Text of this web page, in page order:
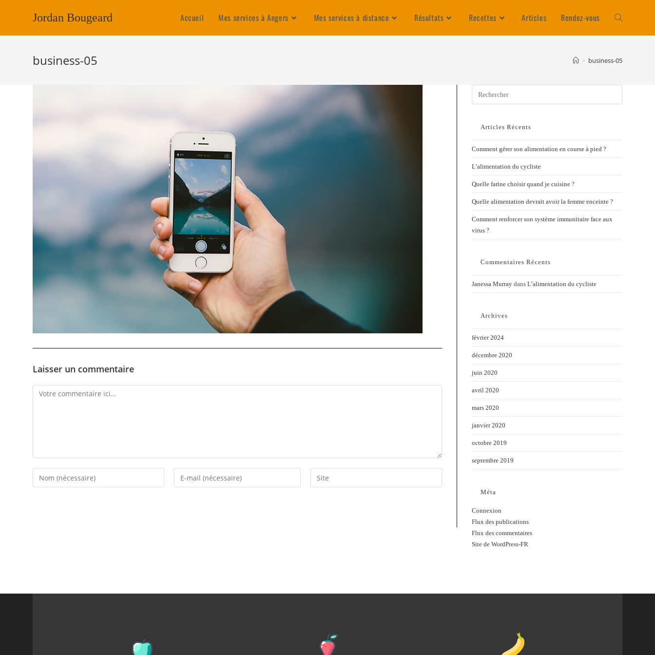
Jordan Bougeard Accueil Mes services à Angers Mes services à distance Résultats Recettes Articles Rendez-vous
business-05 > business-05
Laisser un commentaire
Articles Récents
Comment gérer son alimentation en course à pied ?
L’alimentation du cycliste
Quelle farine choisir quand je cuisine ?
Quelle alimentation devrait avoir la femme enceinte ?
Comment renforcer son système immunitaire face aux
virus ?
Commentaires Récents
Janessa Murray dansL’alimentation du cycliste
Archives
février 2024
décembre 2020
juin 2020
avril 2020
mars 2020
janvier 2020
octobre 2019
septembre 2019
Méta
Connexion
Flux des publications
Flux des commentaires
Site de WordPress-FR